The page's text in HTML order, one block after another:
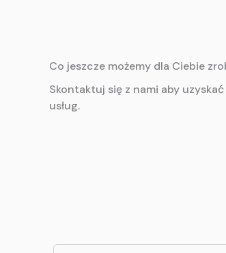
Co jeszcze możemy dla Ciebie
Skontaktuj się z nami aby
usług.